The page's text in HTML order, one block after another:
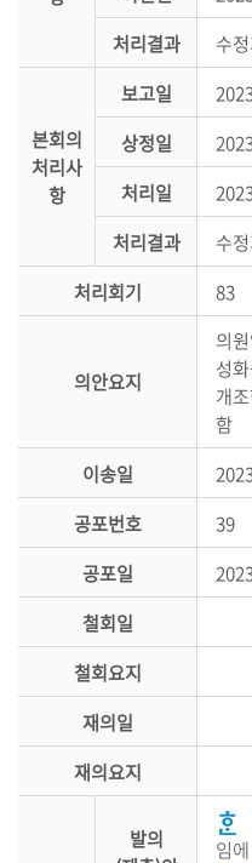
정
용
처리결과
수
본회의
처리사
항
보고일
상정일
처리일
처리결과
수
처리회기
83
의안요지
의
성
개
함
이송일
공포번호
39
공포일
철회일
철회요지
재의일
재의요지
발의
임